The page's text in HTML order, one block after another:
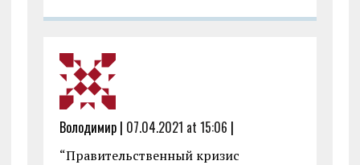
Володимир | 07.04.2021 at 15:06 |
“Правительственный кризис